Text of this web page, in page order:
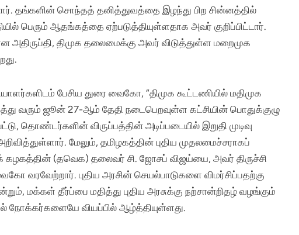
தங்களின் சொந்தத் தனித்துவத்தை இழந்து பிற சின்னத்தில்
பெரும் ஆதங்கத்தை ஏற்படுத்தியுள்ளதாக அவர் குறிப்பிட்டார்.
திமுக தலைமைக்கு அவர் விடுத்துள்ள மறைமுக
பேசிய துரை வைகோ, “திமுக கூட்டணியில் மதிமுக
வரும் ஜூன் 27-ஆம் தேதி நடைபெறவுள்ள கட்சியின் பொதுக்குழு
தொண்டர்களின் விருப்பத்தின் அடிப்படையில் இறுதி முடிவு
மேலும், தமிழகத்தின் புதிய முதலமைச்சராகப்
கழகத்தின் (தவெக) தலைவர் சி. ஜோசப் விஜய்யை, அவர் திருச்சி
வரவேற்றார். புதிய அரசின் செயல்பாடுகளை விமர்சிப்பதற்கு
மக்கள் தீர்ப்பை மதித்து புதிய அரசுக்கு நற்சான்றிதழ் வழங்கும்
நோக்கர்களையே வியப்பில் ஆழ்த்தியுள்ளது.